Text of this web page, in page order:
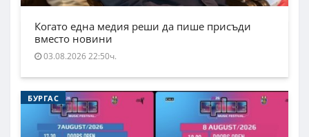
Когато една медия реши да пише присъди
вместо новини
03.08.2026 22:50ч.
БУРГАС